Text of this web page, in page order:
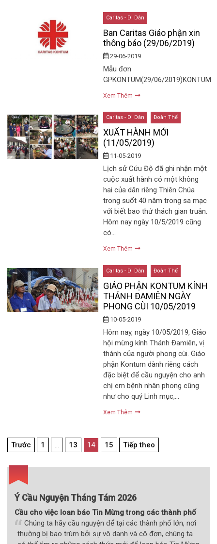
Caritas - Di Dân
Ban Caritas Giáo phận xin
thông báo (29/06/2019)
29-06-2019
Mẫu đơn
GPKONTUM(29/06/2019)KONTUM
Xem Thêm
Caritas - Di Dân Đoàn Thể
XUẤT HÀNH MỚI
(11/05/2019)
11-05-2019
Lịch sử Cứu Độ đã ghi nhận một
cuộc xuất hành có một không
hai của dân riêng Thiên Chúa
trong suốt 40 năm trong sa mạc
với biết bao thử thách gian truân.
Hôm nay ngày 10/5/2019 cũng
có…
Xem Thêm
Caritas - Di Dân Đoàn Thể
GIÁO PHẬN KONTUM KÍNH
THÁNH ĐAMIÊN NGÀY
PHONG CÙI 10/05/2019
10-05-2019
Hôm nay, ngày 10/05/2019, Giáo
hội mừng kính Thánh Đamiên, vị
thánh của người phong cùi. Giáo
phận Kontum dành riêng cách
đặc biệt để cầu nguyện cho anh
chị em bệnh nhân phong cũng
như cho quý Linh mục,…
Xem Thêm
Điều
hướng
bài
viết
Trước 1 … 13 14 15 Tiếp theo
Ý Cầu Nguyện Tháng Tám 2026
Cầu cho việc loan báo Tin Mừng trong các thành phố
Chúng ta hãy cầu nguyện để tại các thành phố lớn, nơi
thường bị bao trùm bởi sự vô danh và cô đơn, chúng ta